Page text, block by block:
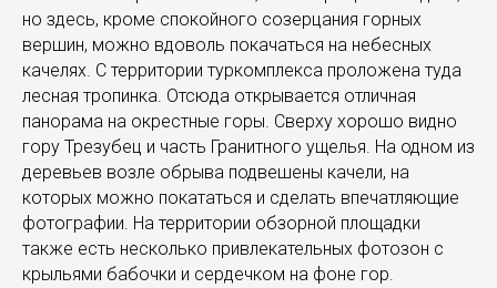
но здесь, кроме спокойного созерцания горных
вершин, можно вдоволь покачаться на небесных
качелях. С территории туркомплекса проложена туда
лесная тропинка. Отсюда открывается отличная
панорама на окрестные горы. Сверху хорошо видно
гору Трезубец и часть Гранитного ущелья. На одном из
деревьев возле обрыва подвешены качели, на
которых можно покататься и сделать впечатляющие
фотографии. На территории обзорной площадки
также есть несколько привлекательных фотозон с
крыльями бабочки и сердечком на фоне гор.